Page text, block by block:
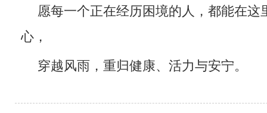
愿每一个正在经历困境的人，都能在这
心，
穿越风雨，重归健康、活力与安宁。